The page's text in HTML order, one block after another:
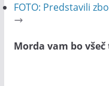
FOTO: Predstavili
Morda vam bo